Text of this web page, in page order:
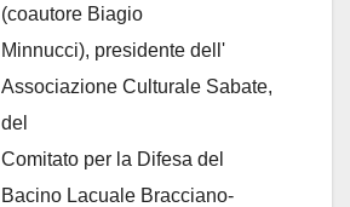
(coautore Biagio
Minnucci), presidente dell'
Associazione Culturale Sabate,
del
Comitato per la Difesa del
Bacino Lacuale Bracciano-